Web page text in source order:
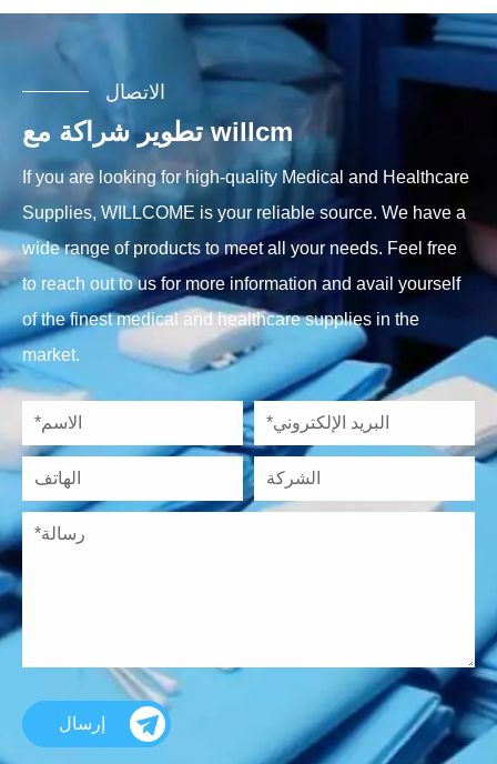
الاتصال
تطوير شراكة مع willcm
If you are looking for high-quality Medical and Healthcare
Supplies, WILLCOME is your reliable source. We have a
wide range of products to meet all your needs. Feel free
to reach out to us for more information and avail yourself
of the finest medical and healthcare supplies in the
market.
إرسال